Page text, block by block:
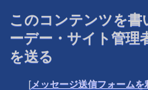
このコンテンツを書
ーデー・サイト管理
を送る
[メッセージ送信フォームを